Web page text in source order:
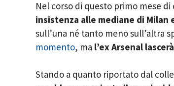
Nel corso di questo primo mese
insistenza alle mediane di Milan
sull’una né tanto meno sull’altra
momento, ma l’ex Arsenal
Stando a quanto riportato dal